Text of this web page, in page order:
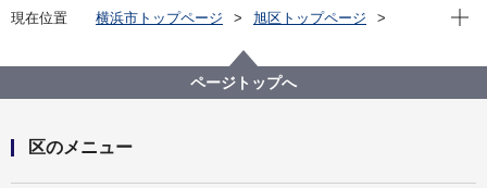
現在位置 横浜市トップページ
旭区トップページ
あさひ DE あ・そ・ぼ ～旭区子育て支援者会場～
現在
ページトップへ
区のメニュー